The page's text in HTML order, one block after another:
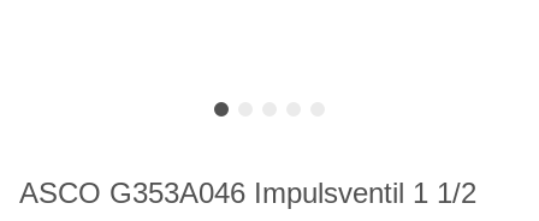
ASCO G353A046 Impulsventil 1 1/2